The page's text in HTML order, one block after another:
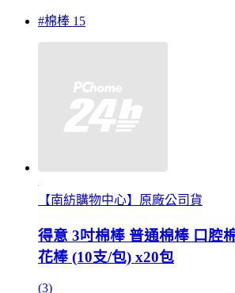
#棉棒 15
【南紡購物中心】原廠公司貨
得意 3吋棉棒 普通棉棒 口腔
花棒 (10支/包) x20包
(3)